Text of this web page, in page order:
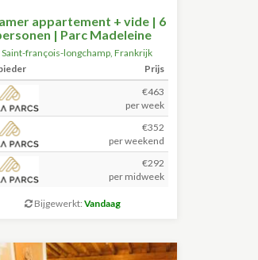
appartement + vide | 6
| Parc Madeleine
Saint-françois-longchamp,Frankrijk
Prijs
€463
per week
€352
per weekend
€292
per midweek
Bijgewerkt:Vandaag